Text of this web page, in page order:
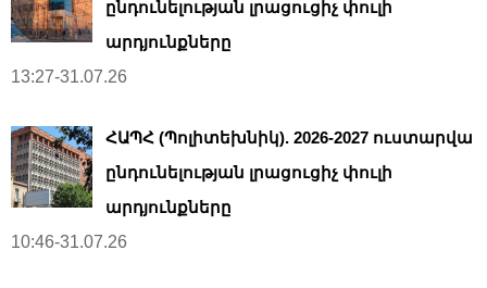
ընդունելության լրացուցիչ փուլի
արդյունքները
13:27-31.07.26
ՀԱՊՀ (Պոլիտեխնիկ). 2026-2027 ուստարվա
ընդունելության լրացուցիչ փուլի
արդյունքները
10:46-31.07.26